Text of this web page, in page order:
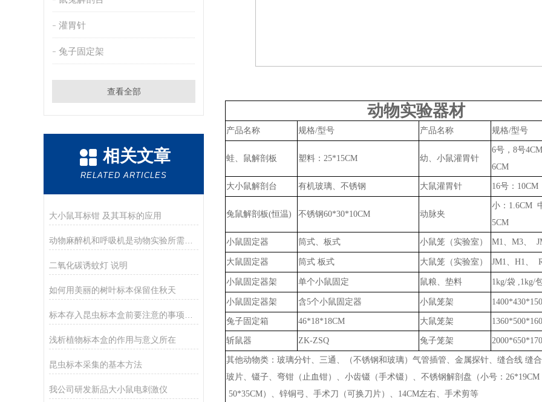
灌胃针
兔子固定架
查看全部
相关文章
RELATED ARTICLES
大小鼠耳标钳 及其耳标的应用
二氧化碳诱蚊灯 说明
如何用美丽的树叶标本保留住秋天
浅析植物标本盒的作用与意义所在
昆虫标本采集的基本方法
我公司研发新品大小鼠电刺激仪
动物实验器材
产品名称 规格/型号 产品名称 规格/型号
蛙、鼠解剖板 塑料： 25*15CM 幼、小鼠灌胃针
6号，8号
6CM
大小鼠解剖台 有机玻璃、不锈钢 大鼠灌胃针 16号：
兔鼠解剖板(恒温) 不锈钢60*30*10CM 动脉夹
小： 1.6CM
5CM
小鼠固定器 筒式、板式 小鼠笼（实验室） M1、M3、
大鼠固定器 筒式 板式 大鼠笼（实验室） JM1、H1、
小鼠固定器架 单个小鼠固定 鼠粮、垫料 1kg/袋 ,1kg/
小鼠固定器架 含5个小鼠固定器 小鼠笼架
兔子固定箱 46*18*18CM 大鼠笼架
斩鼠器 ZK-ZSQ 兔子笼架
其他动物类：玻璃分针、三通、（不锈钢和玻璃）气管插管、金属探针、缝合线 缝
玻片、镊子、弯钳（止血钳）、小齿镊（手术镊）、不锈钢解剖盘（小号：
50*35CM）、锌铜弓、手术刀（可换刀片）、14CM左右、手术剪等